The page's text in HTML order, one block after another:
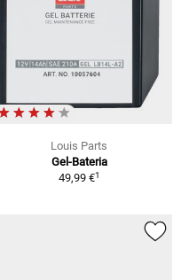
Louis Parts
Gel-Bateria
49,99 €1